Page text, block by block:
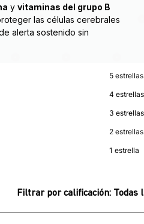
y vitaminas del grupo B
las células cerebrales
alerta sostenido sin
Insane
romper todos los límites de
para personas físicamente
mental.
5 estrellas
4 estrellas
3 estrellas
2 estrellas
1 estrella
Filtrar por calificación: Todas